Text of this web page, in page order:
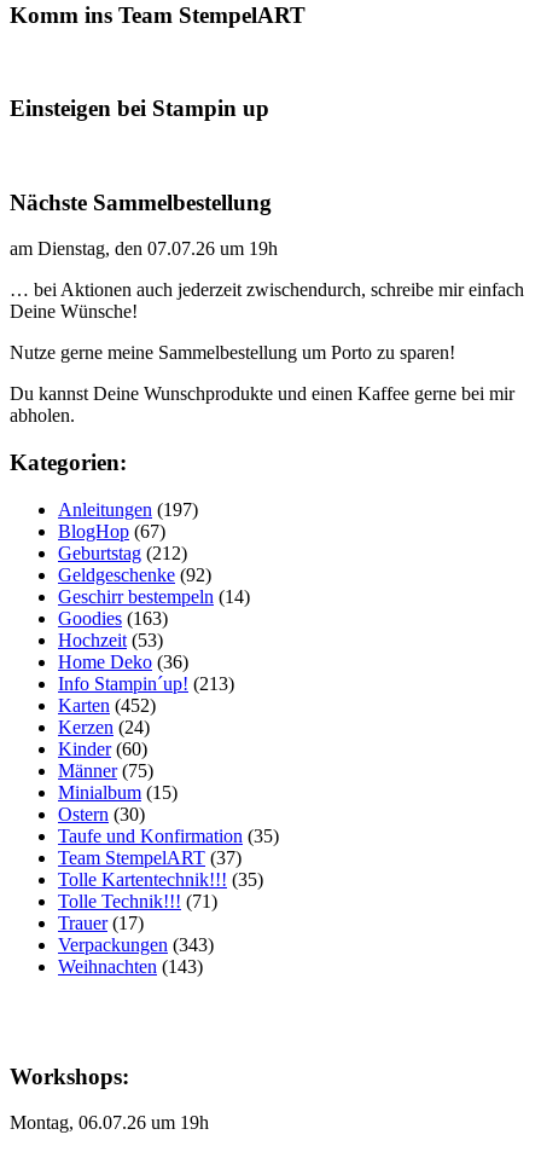
Komm ins Team StempelART
Einsteigen bei Stampin up
Nächste Sammelbestellung
am Dienstag, den 07.07.26 um 19h
… bei Aktionen auch jederzeit zwischendurch, schreibe mir einfach
Deine Wünsche!
Nutze gerne meine Sammelbestellung um Porto zu sparen!
Du kannst Deine Wunschprodukte und einen Kaffee gerne bei mir
abholen.
Kategorien:
Anleitungen (197)
BlogHop (67)
Geburtstag (212)
Geldgeschenke (92)
Geschirr bestempeln (14)
Goodies (163)
Hochzeit (53)
Home Deko (36)
Info Stampin´up! (213)
Karten (452)
Kerzen (24)
Kinder(60)
Männer(75)
Minialbum (15)
Ostern (30)
Taufe und Konfirmation (35)
Team StempelART (37)
Tolle Kartentechnik!!! (35)
Tolle Technik!!! (71)
Trauer(17)
Verpackungen (343)
Weihnachten (143)
Workshops:
Montag, 06.07.26 um 19h